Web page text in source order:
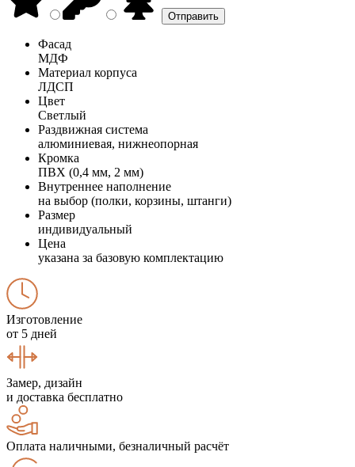
Фасад
МДФ
Материал корпуса
ЛДСП
Цвет
Светлый
Раздвижная система
алюминиевая, нижнеопорная
Кромка
ПВХ (0,4 мм, 2 мм)
Внутреннее наполнение
на выбор (полки, корзины, штанги)
Размер
индивидуальный
Цена
указана за базовую комплектацию
Изготовление
от 5 дней
Замер, дизайн
и доставка бесплатно
Оплата наличными, безналичный расчёт